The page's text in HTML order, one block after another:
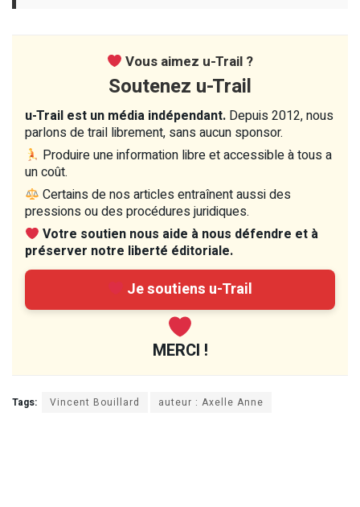
Vous aimez u-Trail ?
Soutenez u-Trail
u-Trail est un média indépendant. Depuis 2012, nous
parlons de trail librement, sans aucun sponsor.
Produire une information libre et accessible à tous a
un coût.
Certains de nos articles entraînent aussi des
pressions ou des procédures juridiques.
Votre soutien nous aide à nous défendre et à
préserver notre liberté éditoriale.
Je soutiens u-Trail
MERCI !
Tags: Vincent Bouillard auteur : Axelle Anne